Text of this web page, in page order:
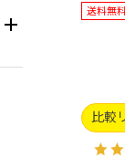
送料無
比較